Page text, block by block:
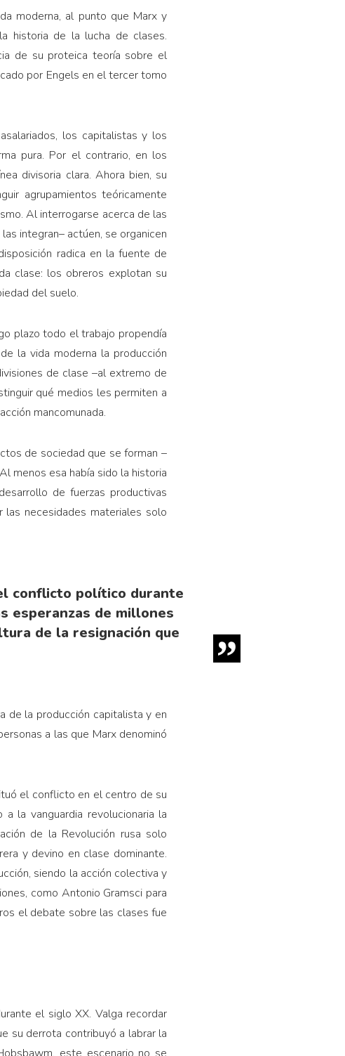
moderna, al punto que Marx y
historia de la lucha de clases.
de su proteica teoría sobre el
por Engels en el tercer tomo
los capitalistas y los
pura. Por el contrario, en los
divisoria clara. Ahora bien, su
agrupamientos teóricamente
Al interrogarse acerca de las
integran– actúen, se organicen
radica en la fuente de
clase: los obreros explotan su
del suelo.
plazo todo el trabajo propendía
la vida moderna la producción
de clase –al extremo de
qué medios les permiten a
mancomunada.
de sociedad que se forman –
menos esa había sido la historia
de fuerzas productivas
necesidades materiales solo
conflicto político durante
esperanzas de millones
de la resignación que
de la producción capitalista y en
a las que Marx denominó
el conflicto en el centro de su
la vanguardia revolucionaria la
de la Revolución rusa solo
y devino en clase dominante.
siendo la acción colectiva y
como Antonio Gramsci para
el debate sobre las clases fue
el siglo XX. Valga recordar
su derrota contribuyó a labrar la